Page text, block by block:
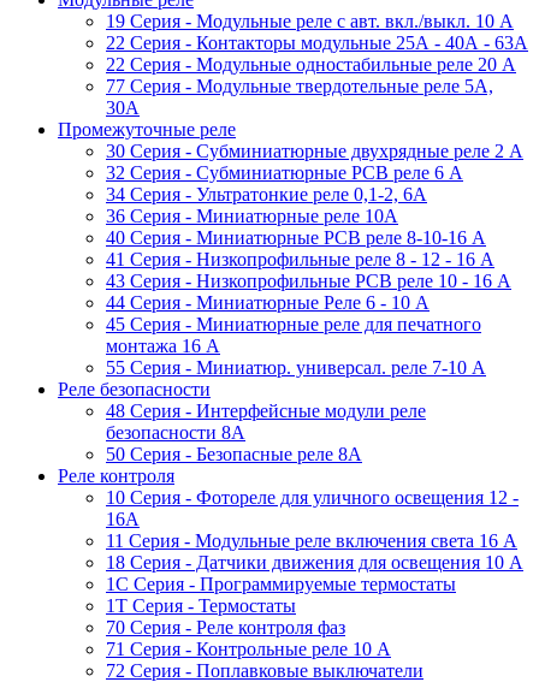
19 Cерия - Модульные реле с авт. вкл./выкл. 10 A
22 Серия - Контакторы модульные 25А - 40А - 63А
22 Серия - Модульные одностабильные реле 20 A
77 Серия - Модульные твердотельные реле 5А,
30А
Промежуточные реле
30 Серия - Субминиатюрные двухрядные реле 2 A
32 Серия - Субминиатюрные PCB реле 6 A
34 Серия - Ультратонкие реле 0,1-2, 6A
36 Серия - Миниатюрные реле 10А
40 Серия - Миниатюрные PCB реле 8-10-16 A
41 Серия - Низкопрофильные реле 8 - 12 - 16 A
43 Серия - Низкопрофильные PCB реле 10 - 16 A
44 Серия - Миниатюрные Реле 6 - 10 A
45 Серия - Миниатюрные реле для печатного
монтажа 16 A
55 Cерия - Миниатюр. универсал. реле 7-10 A
Реле безопасности
48 Серия - Интерфейсные модули реле
безопасности 8А
50 Серия - Безопасные реле 8А
Реле контроля
10 Серия - Фотореле для уличного освещения 12 -
16A
11 Серия - Модульные реле включения света 16 A
18 Серия - Датчики движения для освещения 10 A
1C Серия - Программируемые термостаты
1Т Серия - Термостаты
70 Серия - Реле контроля фаз
71 Серия - Контрольные реле 10 A
72 Серия - Поплавковые выключатели